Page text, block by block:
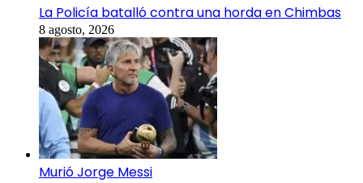
La Policía batalló contra una horda en Chimbas
8 agosto, 2026
Murió Jorge Messi